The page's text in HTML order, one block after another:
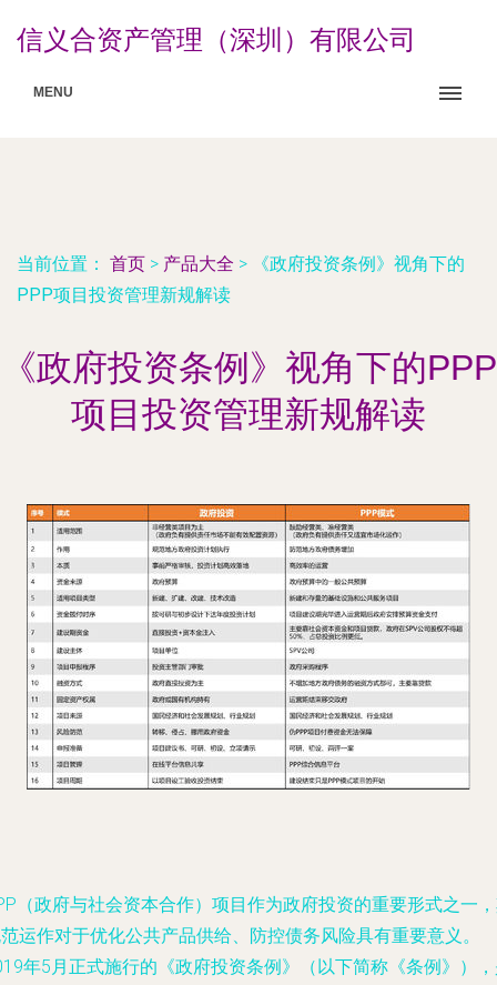
信义合资产管理（深圳）有限公司
MENU
当前位置： 首页 > 产品大全 >
《政府投资条例》视角下的
PPP项目投资管理新规解读
《政府投资条例》视角下的PPP
项目投资管理新规解读
（政府与社会资本合作）项目作为政府投资的重要形式之一
运作对于优化公共产品供给、防控债务风险具有重要意义。
年5月正式施行的《政府投资条例》（以下简称《条例》）